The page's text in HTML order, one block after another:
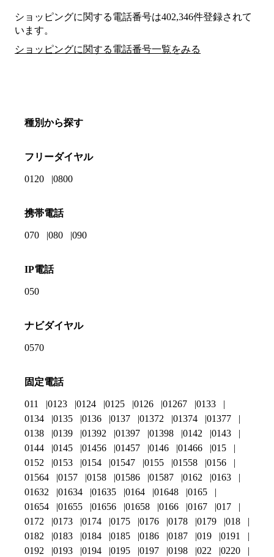
ショッピングに関する電話番号は402,346件登録されて
います。
ショッピングに関する電話番号一覧をみる
種別から探す
フリーダイヤル
0120 0800
携帯電話
070 080 090
IP電話
050
ナビダイヤル
0570
固定電話
011 0123 0124 0125 0126 01267
0133
0134
0135 0136 0137 01372 01374
01377
0138
0139 01392 01397 01398 0142
0143
0144
0145 01456 01457 0146 01466
015
0152
0153 0154 01547 0155 01558
0156
01564
0157 0158 01586 01587 0162
0163
01632
01634 01635 0164 01648
0165
01654
01655 01656 01658 0166 0167
017
0172
0173 0174 0175 0176 0178 0179
018
0182
0183 0184 0185 0186 0187 019
0191
0192
0193 0194 0195 0197 0198 022 0220